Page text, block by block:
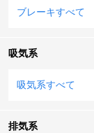
ブレーキすべて
吸気系
吸気系すべて
排気系